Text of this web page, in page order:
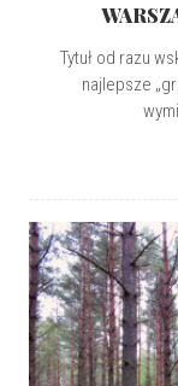
Tytuł od razu
najlepsze